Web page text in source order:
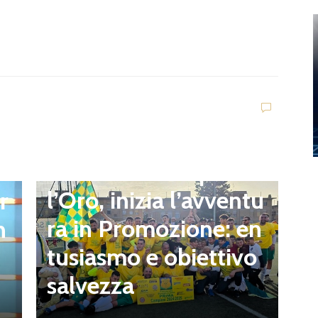
l’Oro, inizia l’avventu
ra in Promozione: en
tusiasmo e obiettivo
salvezza